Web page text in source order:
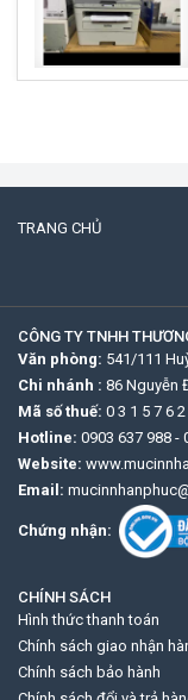
TRANG CHỦ
CÔNG TY TNHH
Văn phòng: 541/111
Chi nhánh : 86 Nguyễn
Mã số thuế: 0 3 1 5 7 6
Hotline: 0903 637 988 -
Website:
Email:
Chứng nhận:
CHÍNH SÁCH
Hình thức thanh toán
Chính sách giao nhận
Chính sách bảo hành